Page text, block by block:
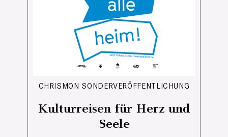
CHRISMON SONDERVERÖFFENTLICHUNG
Kulturreisen für Herz und
Seele